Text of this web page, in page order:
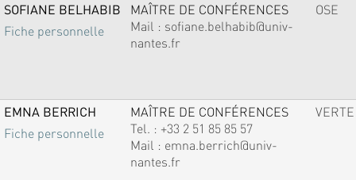
SOFIANE BELHABIB
Fiche personnelle
MAÎTRE DE CONFÉRENCES
Mail : sofiane.belhabib@univ-
nantes.fr
OSE
EMNA BERRICH
Fiche personnelle
MAÎTRE DE CONFÉRENCES
Tel. : +33 2 51 85 85 57
Mail : emna.berrich@univ-
nantes.fr
VERTE